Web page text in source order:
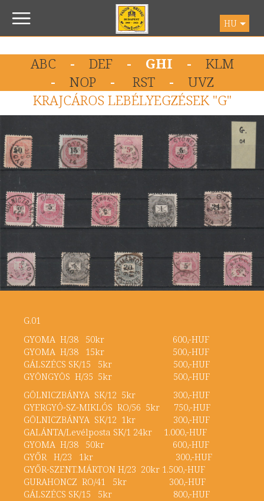
HU
ABC - DEF- GHI - KLM
- NOP - RST- UVZ
KRAJCÁROS LEBÉLYEGZÉSEK "G"
G.01
GYOMA H/38 50kr 600,-HUF
GYOMA H/38 15kr 500,-HUF
GÁLSZÉCS SK/15 5kr 500,-HUF
GYÖNGYÖS H/35 5kr 500,-HUF
GÖLNICZBÁNYA SK/12 5kr 300,-HUF
GYERGYÓ-SZ-MIKLÓS RO/56 5kr 750,-HUF
GÖLNICZBÁNYA SK/12 1kr 300,-HUF
GALÁNTA/Levélposta SK/1 24kr 1.000,-HUF
GYOMA H/38 50kr 600,-HUF
GYŐR H/23 1kr 300,-HUF
GYŐR-SZENT.MÁRTON H/23 20kr 1.500,-HUF
GURAHONCZ RO/41 5kr 300,-HUF
GÁLSZÉCS SK/15 5kr 800,-HUF